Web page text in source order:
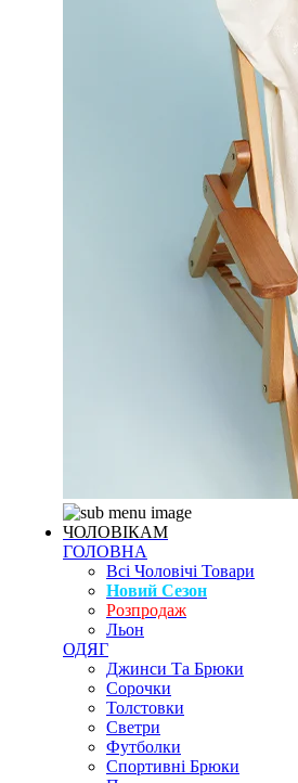
ЧОЛОВІКАМ
ГОЛОВНА
Всі Чоловічі Товари
Новий Сезон
Розпродаж
Льон
ОДЯГ
Джинси Та Брюки
Сорочки
Толстовки
Светри
Футболки
Спортивні Брюки